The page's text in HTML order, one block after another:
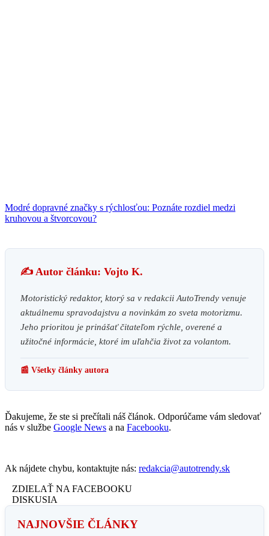
Modré dopravné značky s rýchlosťou: Poznáte rozdiel medzi
kruhovou a štvorcovou?
✍️ Autor článku: Vojto K.
Motoristický redaktor, ktorý sa v redakcii AutoTrendy venuje
aktuálnemu spravodajstvu a novinkám zo sveta motorizmu.
Jeho prioritou je prinášať čitateľom rýchle, overené a
užitočné informácie, ktoré im uľahčia život za volantom.
📰 Všetky články autora
Ďakujeme, že ste si prečítali náš článok. Odporúčame vám sledovať
nás v službe Google News a na Facebooku.
Ak nájdete chybu, kontaktujte nás: redakcia@autotrendy.sk
ZDIELAŤ NA FACEBOOKU
DISKUSIA
NAJNOVŠIE ČLÁNKY